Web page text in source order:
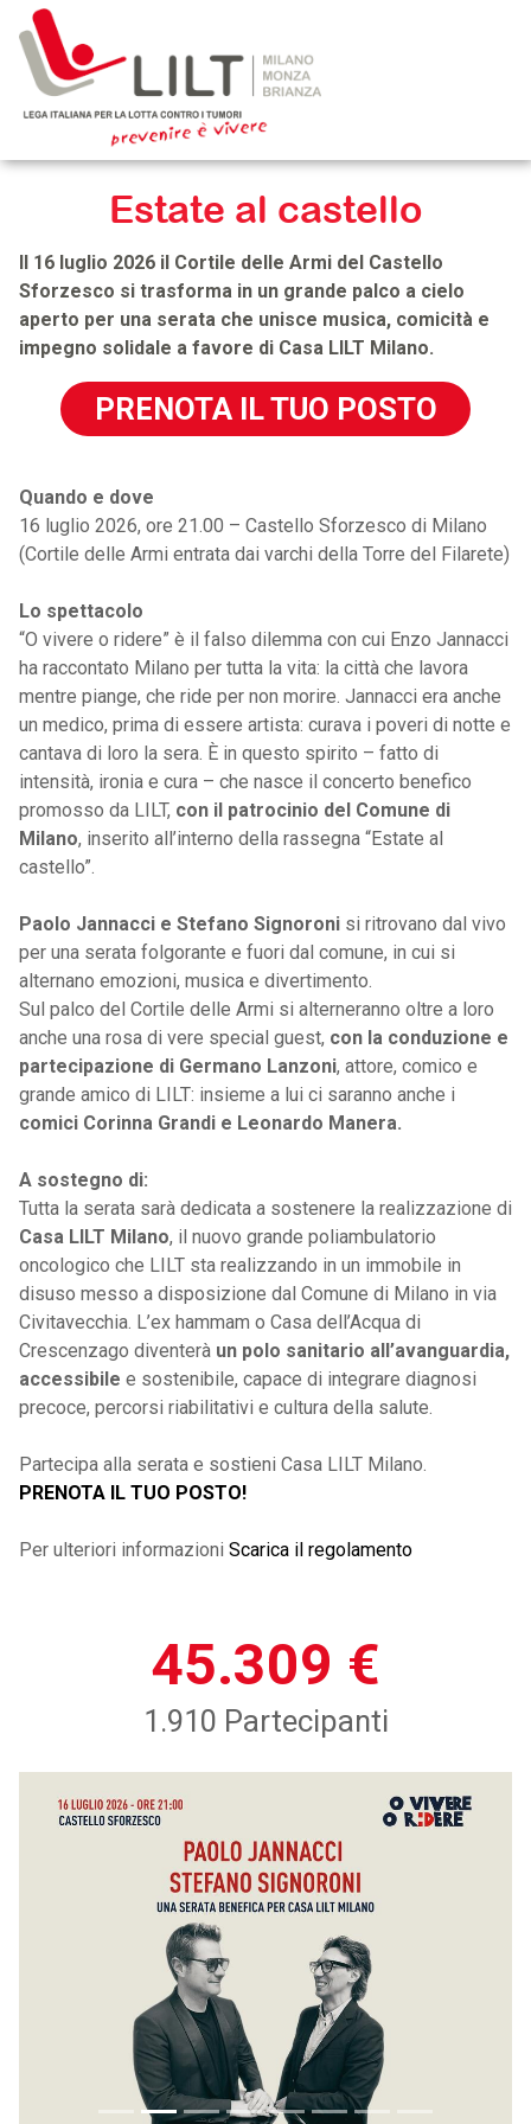
Estate al castello
Il 16 luglio 2026 il Cortile delle Armi del Castello
Sforzesco si trasforma in un grande palco a cielo
aperto per una serata che unisce musica, comicità e
impegno solidale a favore di Casa LILT Milano.
PRENOTA IL TUO POSTO
Quando e dove
16 luglio 2026, ore 21.00 – Castello Sforzesco di Milano
(Cortile delle Armi entrata dai varchi della Torre del Filarete)
Lo spettacolo
“O vivere o ridere” è il falso dilemma con cui Enzo Jannacci
ha raccontato Milano per tutta la vita: la città che lavora
mentre piange, che ride per non morire. Jannacci era anche
un medico, prima di essere artista: curava i poveri di notte e
cantava di loro la sera. È in questo spirito – fatto di
intensità, ironia e cura – che nasce il concerto benefico
promosso da LILT, con il patrocinio del Comune di
Milano, inserito all’interno della rassegna “Estate al
castello”.
Paolo Jannacci e Stefano Signoroni si ritrovano dal vivo
per una serata folgorante e fuori dal comune, in cui si
alternano emozioni, musica e divertimento.
Sul palco del Cortile delle Armi si alterneranno oltre a loro
anche una rosa di vere special guest, con la conduzione e
partecipazione di Germano Lanzoni, attore, comico e
grande amico di LILT: insieme a lui ci saranno anche i
comici Corinna Grandi e Leonardo Manera.
A sostegno di:
Tutta la serata sarà dedicata a sostenere la realizzazione di
Casa LILT Milano, il nuovo grande poliambulatorio
oncologico che LILT sta realizzando in un immobile in
disuso messo a disposizione dal Comune di Milano in via
Civitavecchia. L’ex hammam o Casa dell’Acqua di
Crescenzago diventerà un polo sanitario all’avanguardia,
accessibile e sostenibile, capace di integrare diagnosi
precoce, percorsi riabilitativi e cultura della salute.
Partecipa alla serata e sostieni Casa LILT Milano.
PRENOTA IL TUO POSTO!
Per ulteriori informazioni Scarica il regolamento
45.309 €
1.910 Partecipanti